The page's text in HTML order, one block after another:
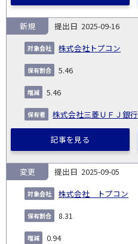
2025-09-16
株式会社トプコン
新規
5.46
5.46
株式会社三菱ＵＦＪ銀行
記事を見る
2025-09-05
株式会社 トプコン
変更
8.31
0.94